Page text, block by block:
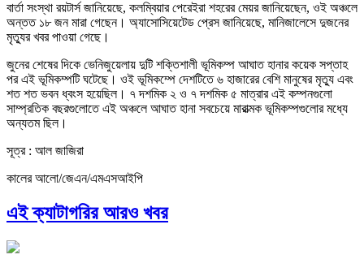
বার্তা সংস্থা রয়টার্স জানিয়েছে, কলম্বিয়ার পেরেইরা শহরের মেয়র জানিয়েছেন, ওই অঞ্চলে
অন্তত ১৮ জন মারা গেছেন। অ্যাসোসিয়েটেড প্রেস জানিয়েছে, মানিজালেসে দুজনের
মৃত্যুর খবর পাওয়া গেছে।
জুনের শেষের দিকে ভেনিজুয়েলায় দুটি শক্তিশালী ভূমিকম্প আঘাত হানার কয়েক সপ্তাহ
পর এই ভূমিকম্পটি ঘটেছে। ওই ভূমিকম্পে দেশটিতে ৬ হাজারের বেশি মানুষের মৃত্যু এবং
শত শত ভবন ধ্বংস হয়েছিল। ৭ দশমিক ২ ও ৭ দশমিক ৫ মাত্রার এই কম্পনগুলো
সাম্প্রতিক বছরগুলোতে এই অঞ্চলে আঘাত হানা সবচেয়ে মারাত্মক ভূমিকম্পগুলোর মধ্যে
অন্যতম ছিল।
সূত্র : আল জাজিরা
কালের আলো/জেএন/এমএসআইপি
এই ক্যাটাগরির আরও খবর